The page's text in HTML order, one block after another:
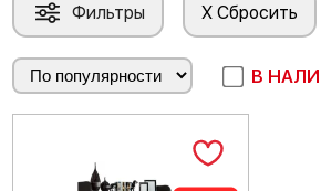
Фильтры X Сбросить
В